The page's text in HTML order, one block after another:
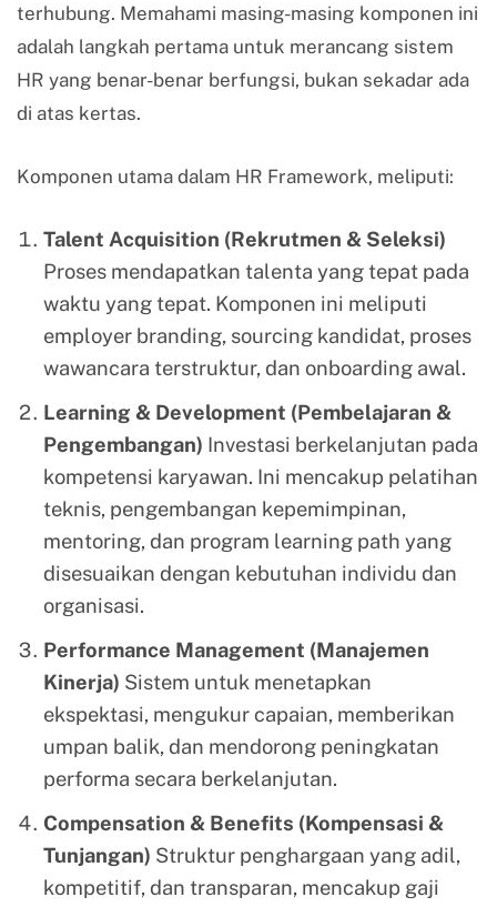
terhubung. Memahami masing-masing komponen ini
adalah langkah pertama untuk merancang sistem
HR yang benar-benar berfungsi, bukan sekadar ada
di atas kertas.
Komponen utama dalam HR Framework, meliputi:
Talent Acquisition (Rekrutmen & Seleksi)
Proses mendapatkan talenta yang tepat pada
waktu yang tepat. Komponen ini meliputi
employer branding, sourcing kandidat, proses
wawancara terstruktur, dan onboarding awal.
Learning & Development (Pembelajaran &
Pengembangan) Investasi berkelanjutan pada
kompetensi karyawan. Ini mencakup pelatihan
teknis, pengembangan kepemimpinan,
mentoring, dan program learning path yang
disesuaikan dengan kebutuhan individu dan
organisasi.
Performance Management (Manajemen
Kinerja) Sistem untuk menetapkan
ekspektasi, mengukur capaian, memberikan
umpan balik, dan mendorong peningkatan
performa secara berkelanjutan.
Compensation & Benefits (Kompensasi &
Tunjangan) Struktur penghargaan yang adil,
kompetitif, dan transparan, mencakup gaji